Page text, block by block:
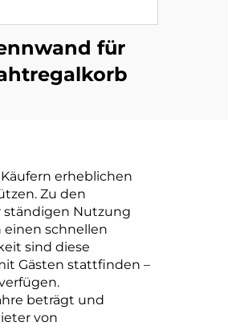
für
erheblichen
Zu den
ständigen Nutzung
einen schnellen
sind diese
Gästen stattfinden –
beträgt und
von